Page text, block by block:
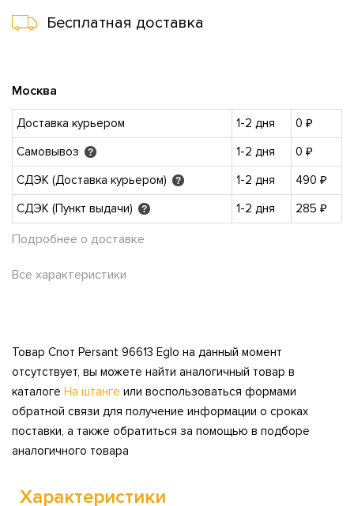
Бесплатная доставка
Москва
Доставка курьером 1-2 дня
0 ₽
Самовывоз
? 1-2 дня
0 ₽
СДЭК (Доставка курьером)
? 1-2 дня
490 ₽
СДЭК (Пункт выдачи)
? 1-2 дня 285 ₽
Подробнее о доставке
Все характеристики
Товар Спот Persant 96613 Eglo на данный момент
отсутствует, вы можете найти аналогичный товар в
каталоге На штанге или воспользоваться формами
обратной связи для получение информации о сроках
поставки, а также обратиться за помощью в подборе
аналогичного товара
Характеристики